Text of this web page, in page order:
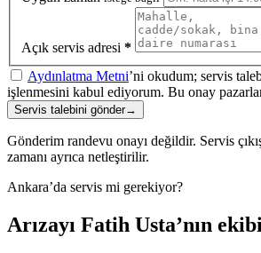
Açık servis adresi *
Aydınlatma Metni’ni okudum; servis
işlenmesini kabul ediyorum. Bu onay
Servis talebini gönder→
Gönderim randevu onayı değildir. Servis
zamanı ayrıca netleştirilir.
Ankara’da servis mi gerekiyor?
Arızayı Fatih Usta’nın